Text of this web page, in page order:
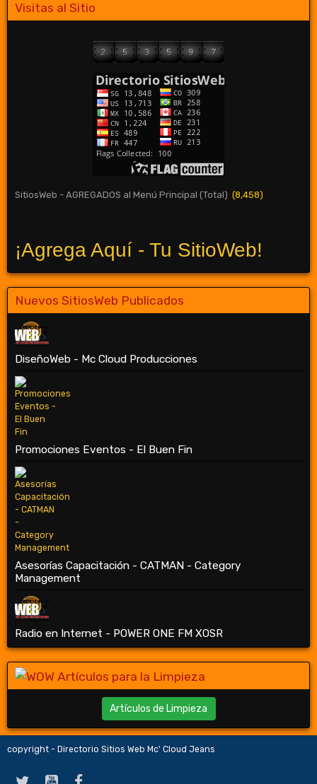
Visitas al Sitio
SitiosWeb - AGREGADOS al Menú Principal (Total) (8,458)
¡Agrega Aquí - Tu SitioWeb!
Nuevos SitiosWeb Publicados
DiseñoWeb - Mc Cloud Producciones
Promociones Eventos - El Buen Fin
Asesorías Capacitación - CATMAN - Category
Management
Radio en Internet - POWER ONE FM XOSR
Artículos de Limpieza
copyright - Directorio Sitios Web Mc' Cloud Jeans